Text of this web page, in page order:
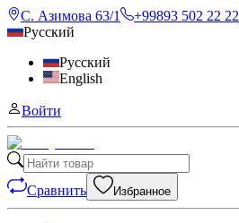
С. Азимова 63/1
+99893 502 22 22
Русский
Русский
English
Войти
Сравнить Избранное